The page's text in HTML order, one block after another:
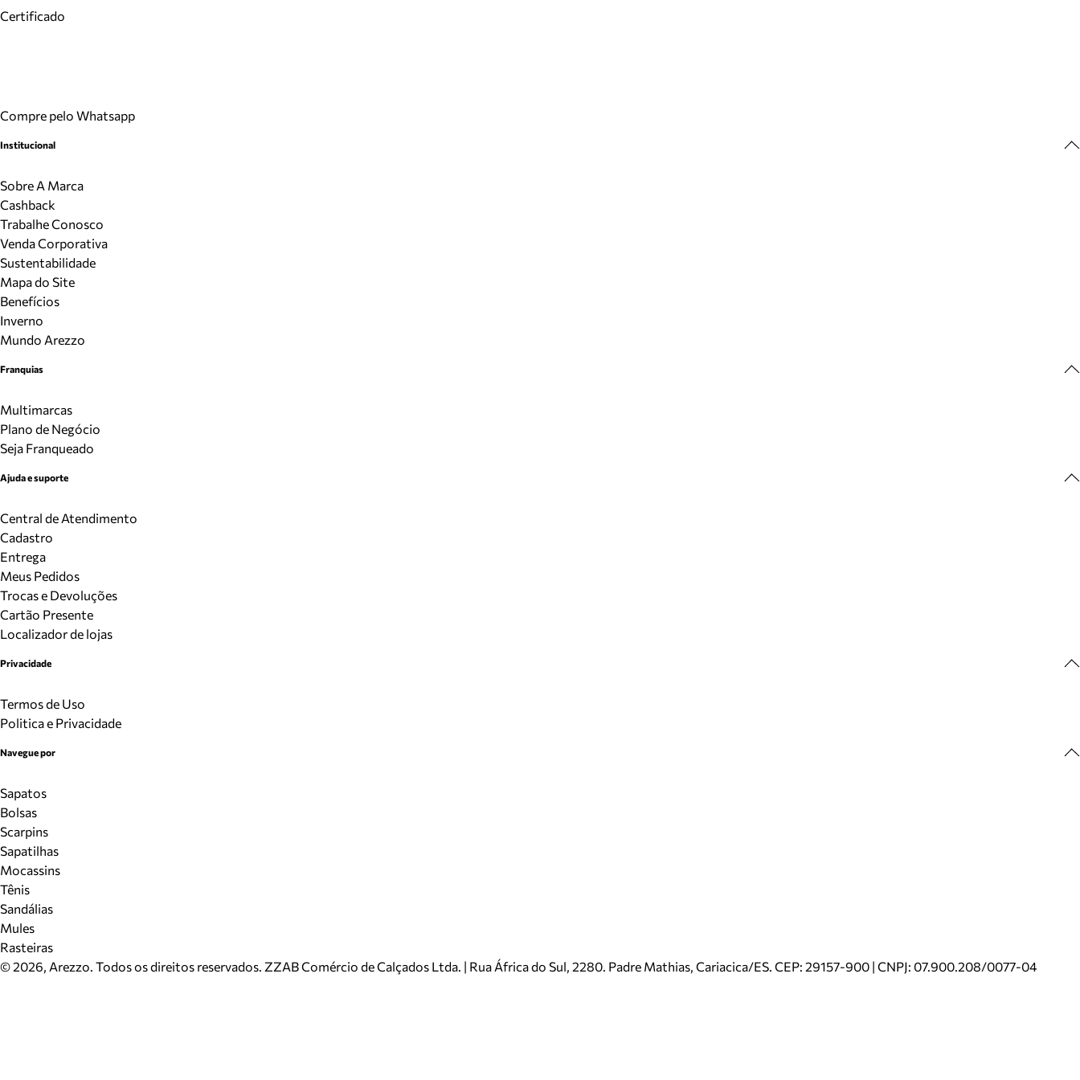
Certificado
Compre pelo Whatsapp
Institucional
Sobre A Marca
Cashback
Trabalhe Conosco
Venda Corporativa
Sustentabilidade
Mapa do Site
Benefícios
Inverno
Mundo Arezzo
Franquias
Multimarcas
Plano de Negócio
Seja Franqueado
Ajuda e suporte
Central de Atendimento
Cadastro
Entrega
Meus Pedidos
Trocas e Devoluções
Cartão Presente
Localizador de lojas
Privacidade
Termos de Uso
Politica e Privacidade
Navegue por
Sapatos
Bolsas
Scarpins
Sapatilhas
Mocassins
Tênis
Sandálias
Mules
Rasteiras
©2026, Arezzo. Todos os direitos reservados. ZZAB Comércio de Calçados Ltda. | Rua África do Sul, 2280. Padre Mathias, Cariacica/ES. CEP: 29157-900 | CNPJ: 07.900.208/0077-04